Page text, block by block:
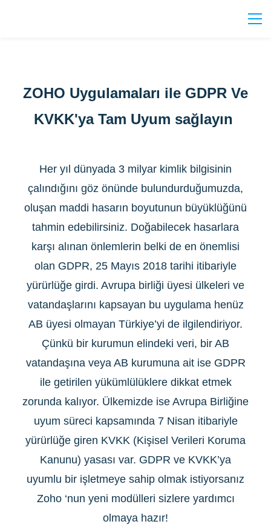
ZOHO Uygulamaları ile GDPR Ve
KVKK'ya Tam Uyum sağlayın
Her yıl dünyada 3 milyar kimlik bilgisinin
çalındığını göz önünde bulundurduğumuzda,
oluşan maddi hasarın boyutunun büyüklüğünü
tahmin edebilirsiniz. Doğabilecek hasarlara
karşı alınan önlemlerin belki de en önemlisi
olan GDPR, 25 Mayıs 2018 tarihi itibariyle
yürürlüğe girdi. Avrupa birliği üyesi ülkeleri ve
vatandaşlarını kapsayan bu uygulama henüz
AB üyesi olmayan Türkiye’yi de ilgilendiriyor.
Çünkü bir kurumun elindeki veri, bir AB
vatandaşına veya AB kurumuna ait ise GDPR
ile getirilen yükümlülüklere dikkat etmek
zorunda kalıyor. Ülkemizde ise Avrupa Birliğine
uyum süreci kapsamında 7 Nisan itibariyle
yürürlüğe giren KVKK (Kişisel Verileri Koruma
Kanunu) yasası var. GDPR ve KVKK’ya
uyumlu bir işletmeye sahip olmak istiyorsanız
Zoho ‘nun yeni modülleri sizlere yardımcı
olmaya hazır!